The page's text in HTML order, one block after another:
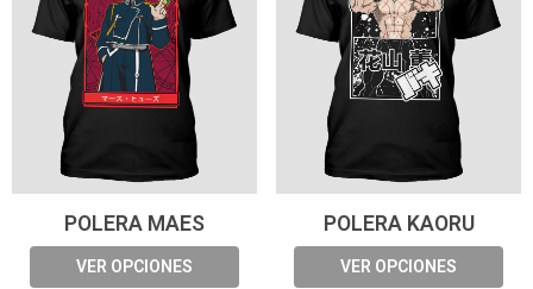
POLERA MAES
VER OPCIONES
POLERA KAORU
VER OPCIONES